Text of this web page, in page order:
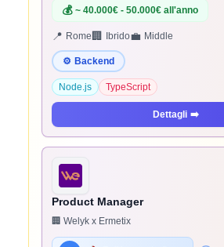
💰 ~ 40.000€ - 50.000€ all'anno
📍 Rome 🏢 Ibrido💼 Middle
⚙️ Backend
Node.js TypeScript
Dettagli ➡️
Product Manager
🏢 Welyk x Ermetix